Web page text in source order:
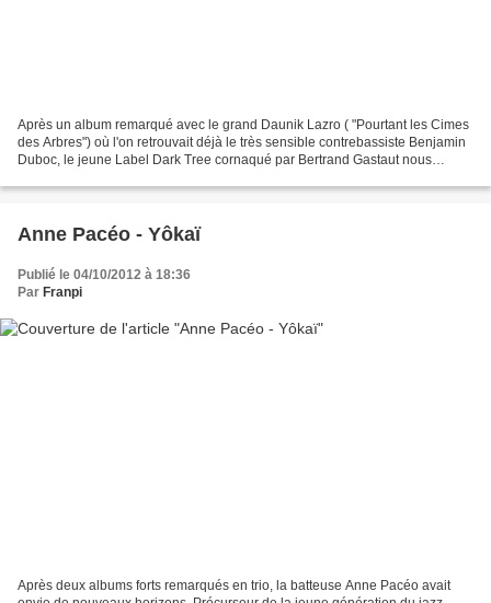
Après un album remarqué avec le grand Daunik Lazro ( "Pourtant les Cimes
des Arbres") où l'on retrouvait déjà le très sensible contrebassiste Benjamin
Duboc, le jeune Label Dark Tree cornaqué par Bertrand Gastaut nous
Anne Pacéo - Yôkaï
Publié le 04/10/2012 à 18:36
Par Franpi
Après deux albums forts remarqués en trio, la batteuse Anne Pacéo avait